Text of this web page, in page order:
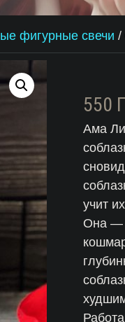
фигурные свечи /
550
Ама
учит
Она —